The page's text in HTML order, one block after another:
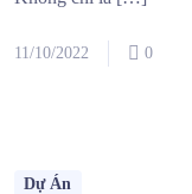
11/10/2022 0
Dự Án